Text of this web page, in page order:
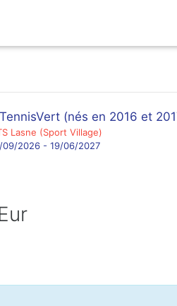
(nés en 2016 et
Lasne (Sport Village)
09/2026 - 19/06/2027